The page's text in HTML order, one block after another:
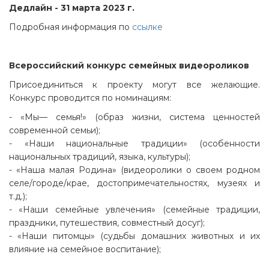
Дедлайн - 31 марта 2023 г.
Подробная информация по ссылке
Всероссийский конкурс семейных видеороликов
Присоединиться к проекту могут все желающие.
Конкурс проводится по номинациям:
- «Мы— семья!» (образ жизни, система ценностей
современной семьи);
- «Наши национальные традиции» (особенности
национальных традиций, языка, культуры);
- «Наша малая Родина» (видеоролики о своем родном
селе/городе/крае, достопримечательностях, музеях и
т.д.);
- «Наши семейные увлечения» (семейные традиции,
праздники, путешествия, совместный досуг);
- «Наши питомцы» (судьбы домашних животных и их
влияние на семейное воспитание);